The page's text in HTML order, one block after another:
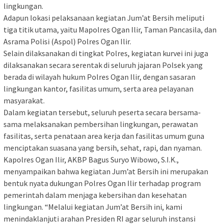
lingkungan.
‎Adapun lokasi pelaksanaan kegiatan Jum’at Bersih meliputi
tiga titik utama, yaitu Mapolres Ogan Ilir, Taman Pancasila, dan
Asrama Polisi (Aspol) Polres Ogan Ilir.
‎Selain dilaksanakan di tingkat Polres, kegiatan kurvei ini juga
dilaksanakan secara serentak di seluruh jajaran Polsek yang
berada di wilayah hukum Polres Ogan Ilir, dengan sasaran
lingkungan kantor, fasilitas umum, serta area pelayanan
masyarakat.
‎Dalam kegiatan tersebut, seluruh peserta secara bersama-
sama melaksanakan pembersihan lingkungan, perawatan
fasilitas, serta penataan area kerja dan fasilitas umum guna
menciptakan suasana yang bersih, sehat, rapi, dan nyaman.
‎Kapolres Ogan Ilir, AKBP Bagus Suryo Wibowo, S.I.K.,
menyampaikan bahwa kegiatan Jum’at Bersih ini merupakan
bentuk nyata dukungan Polres Ogan Ilir terhadap program
pemerintah dalam menjaga kebersihan dan kesehatan
lingkungan. “Melalui kegiatan Jum’at Bersih ini, kami
menindaklanjuti arahan Presiden RI agar seluruh instansi